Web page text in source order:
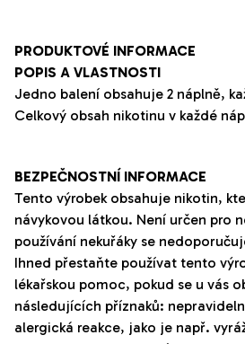
PRODUKTOVÉ INFORMACE
POPIS A VLASTNOSTI
Jedno balení obsahuje 2 náplně,
Celkový obsah nikotinu v každé
BEZPEČNOSTNÍ INFORMACE
Tento výrobek obsahuje nikotin,
návykovou látkou. Není určen pro
používání nekuřáky se
Ihned přestaňte používat tento
lékařskou pomoc, pokud se u vás
následujících příznaků:
alergická reakce, jako je např.